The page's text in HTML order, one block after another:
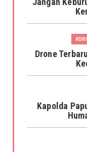
Drone
Kapolda